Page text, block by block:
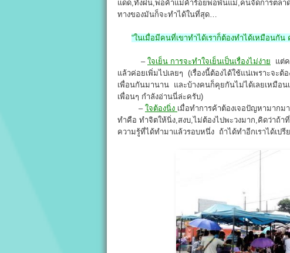
แดด,ทั้งฝน,พ่อค้าแม่ค้าร้อยพ่อพันแม่,คนจัดการตลา
ทางของมันก็จะทำได้ในที่สุด…
“ในเมื่อมีคนที่เขาทำได้เราก็ต้องทำได้เหมือนกั
– ใจเย็น การจะทำใจเย็นเป็นเรื่องไม่ง่าย แต่
แล้วค่อยเพิ่มไปเลยๆ (เรื่องนี้ต้องได้ใช้แน่เพราะจะ
เพื่อนกันมานาน และบ้างคนก็คุยกันไม่ได้เลยเหมือน
เพื่อนๆ กำลังอ่านนี่ล่ะครับ)
– ใจต้องนิ่ง เมื่อทำการค้าต้องเจอปัญหามากม
ทำคือ ทำจิตให้นิ่ง,สงบ,ไม่ต้องไปพะวงมาก,คิดว่าถ้
ความรู้ที่ได้ทำมาแล้วรอบหนึ่ง ถ้าได้ทำอีกเราได้เปรี